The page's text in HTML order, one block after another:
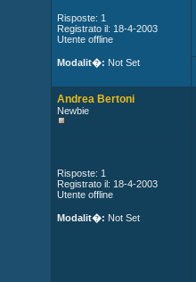
Risposte: 1
Registrato il: 18-4-2003
Utente offline
Modalit�: Not Set
Andrea Bertoni
Newbie
Risposte: 1
Registrato il: 18-4-2003
Utente offline
Modalit�: Not Set